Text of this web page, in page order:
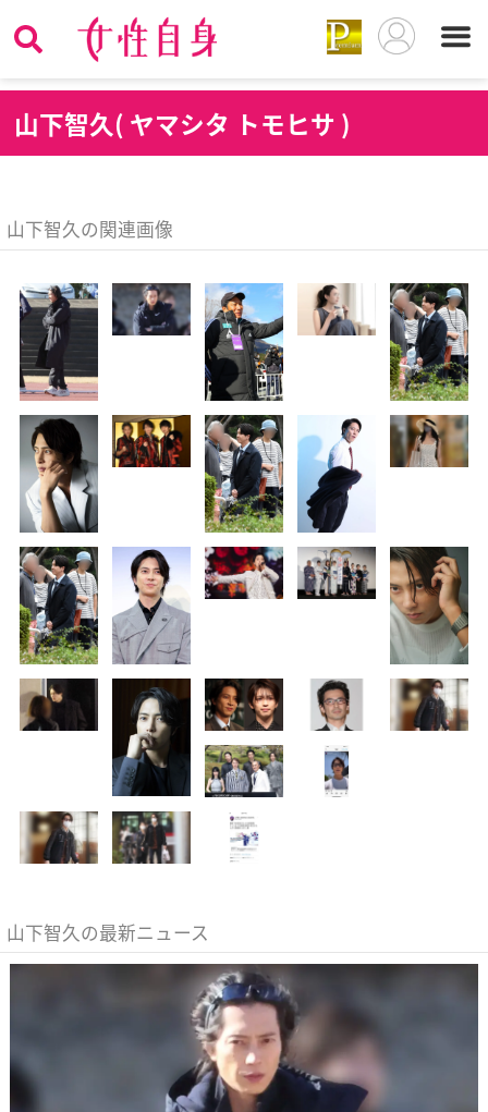
山下智久( ヤマシタ トモヒサ )
山下智久の関連画像
山下智久の最新ニュース